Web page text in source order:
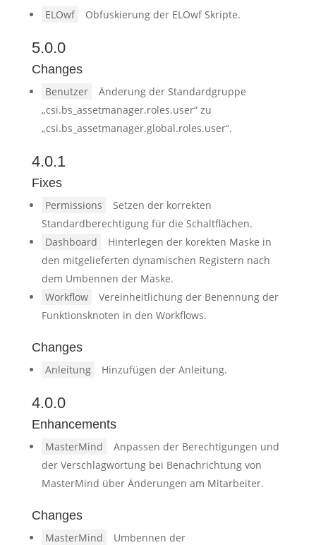
ELOwf Obfuskierung der ELOwf Skripte.
5.0.0
Changes
Benutzer
Änderung der Standardgruppe
„csi.bs_assetmanager.roles.user“ zu
„csi.bs_assetmanager.global.roles.user“.
4.0.1
Fixes
Permissions
Setzen der korrekten
Standardberechtigung für die Schaltflächen.
Dashboard
Hinterlegen der korekten Maske in
den mitgelieferten dynamischen Registern nach
dem Umbennen der Maske.
Workflow
Vereinheitlichung der Benennung der
Funktionsknoten in den Workflows.
Changes
Anleitung Hinzufügen der Anleitung.
4.0.0
Enhancements
MasterMind
Anpassen der Berechtigungen und
der Verschlagwortung bei Benachrichtung von
MasterMind über Änderungen am Mitarbeiter.
Changes
MasterMind
Umbennen der